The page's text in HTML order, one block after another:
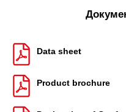
Data sheet
Product brochure